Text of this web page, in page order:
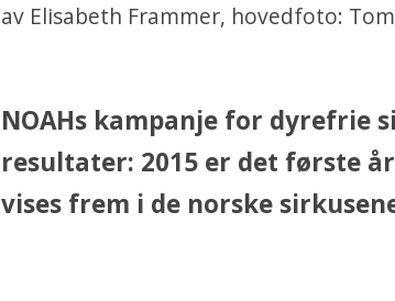
av Elisabeth Frammer, hovedfoto:
NOAHs kampanje for dyrefrie
resultater: 2015 er det første
vises frem i de norske